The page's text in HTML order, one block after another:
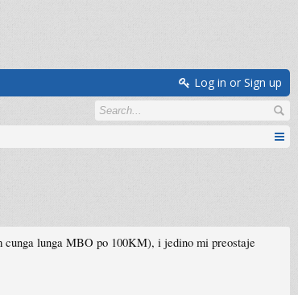
Log in or Sign up
lunga MBO po 100KM), i jedino mi preostaje